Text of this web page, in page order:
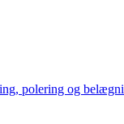
polering og